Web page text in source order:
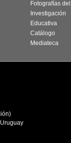
Fotografías
Investigación
Educativa
Catálogo
Mediateca